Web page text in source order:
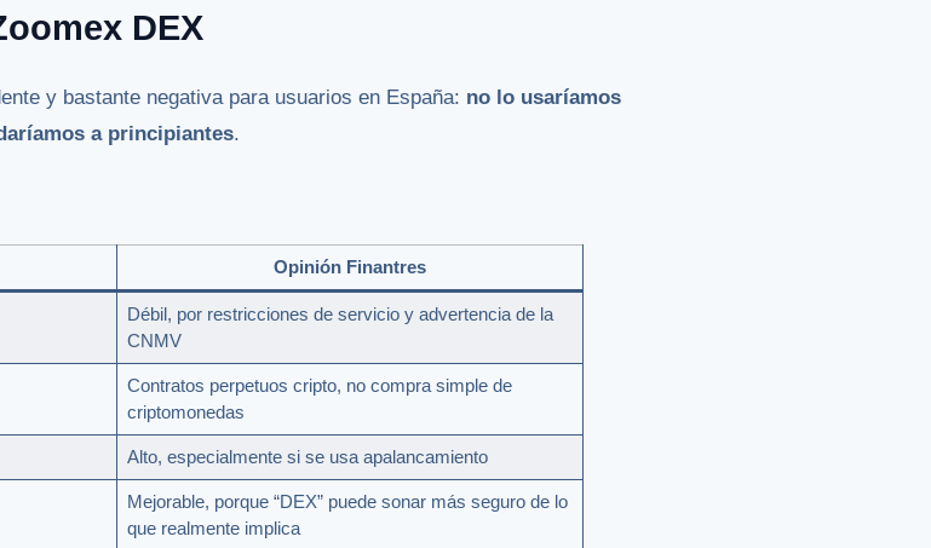
DEX
y bastante negativa para usuarios en España: no lo usaríamos
a principiantes.
Opinión Finantres
Débil, por restricciones de servicio y advertencia de la
CNMV
Contratos perpetuos cripto, no compra simple de
criptomonedas
Alto, especialmente si se usa apalancamiento
Mejorable, porque “DEX” puede sonar más seguro de lo
que realmente implica